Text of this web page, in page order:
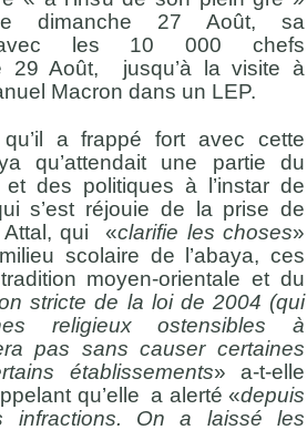
dimanche 27 Août, sa
avec les 10 000 chefs
29 Août, jusqu’à la visite à
Macron dans un LEP.
a frappé fort avec cette
qu’attendait une partie du
des politiques à l’instar de
s’est réjouie de la prise de
Attal, qui «clarifie les choses»
scolaire de l’abaya, ces
moyen-orientale et du
stricte de la loi de 2004 (qui
religieux ostensibles à
pas sans causer certaines
établissements» a-t-elle
qu’elle a alerté «depuis
infractions. On a laissé les